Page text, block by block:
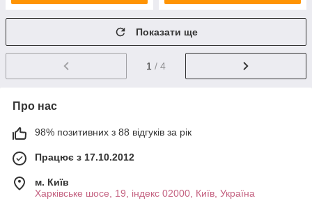
Показати ще
1 / 4
Про нас
98% позитивних з 88 відгуків за рік
Працює з 17.10.2012
м. Київ
Харківське шосе, 19, індекс 02000, Київ, Україна